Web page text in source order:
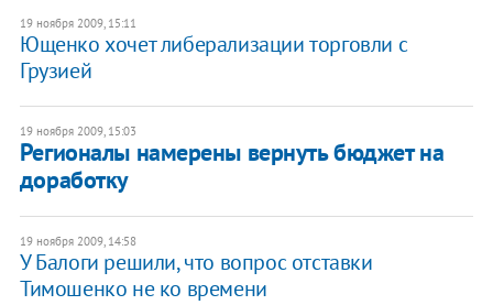
19 ноября 2009, 15:11
Ющенко хочет либерализации торговли с
Грузией
19 ноября 2009, 15:03
Регионалы намерены вернуть бюджет на
доработку
19 ноября 2009, 14:58
У Балоги решили, что вопрос отставки
Тимошенко не ко времени